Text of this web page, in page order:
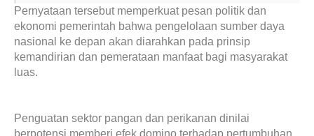
Pernyataan tersebut memperkuat pesan politik dan
ekonomi pemerintah bahwa pengelolaan sumber daya
nasional ke depan akan diarahkan pada prinsip
kemandirian dan pemerataan manfaat bagi masyarakat
luas.
Penguatan sektor pangan dan perikanan dinilai
berpotensi memberi efek domino terhadap pertumbuhan